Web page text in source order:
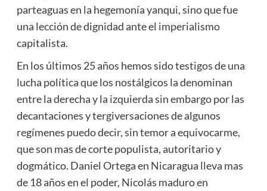
parteaguas en la hegemonía yanqui, sino que fue
una lección de dignidad ante el imperialismo
capitalista.
En los últimos 25 años hemos sido testigos de una
lucha política que los nostálgicos la denominan
entre la derecha y la izquierda sin embargo por las
decantaciones y tergiversaciones de algunos
regímenes puedo decir, sin temor a equivocarme,
que son mas de corte populista, autoritario y
dogmático. Daniel Ortega en Nicaragua lleva mas
de 18 años en el poder, Nicolás maduro en